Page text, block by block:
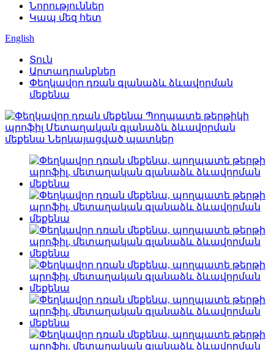
Նորություններ
Կապ մեզ հետ
English
Տուն
Արտադրանքներ
Փեղկավոր դռան գլանաձև ձևավորման
մեքենա